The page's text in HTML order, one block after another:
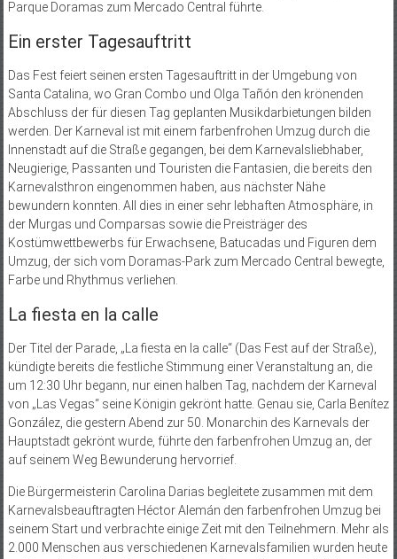
Parque Doramas zum Mercado Central führte.
Ein erster Tagesauftritt
Das Fest feiert seinen ersten Tagesauftritt in der Umgebung von
Santa Catalina, wo Gran Combo und Olga Tañón den krönenden
Abschluss der für diesen Tag geplanten Musikdarbietungen bilden
werden. Der Karneval ist mit einem farbenfrohen Umzug durch die
Innenstadt auf die Straße gegangen, bei dem Karnevalsliebhaber,
Neugierige, Passanten und Touristen die Fantasien, die bereits den
Karnevalsthron eingenommen haben, aus nächster Nähe
bewundern konnten. All dies in einer sehr lebhaften Atmosphäre, in
der Murgas und Comparsas sowie die Preisträger des
Kostümwettbewerbs für Erwachsene, Batucadas und Figuren dem
Umzug, der sich vom Doramas-Park zum Mercado Central bewegte,
Farbe und Rhythmus verliehen.
La fiesta en la calle
Der Titel der Parade, „La fiesta en la calle“ (Das Fest auf der Straße),
kündigte bereits die festliche Stimmung einer Veranstaltung an, die
um 12:30 Uhr begann, nur einen halben Tag, nachdem der Karneval
von „Las Vegas“ seine Königin gekrönt hatte. Genau sie, Carla Benítez
González, die gestern Abend zur 50. Monarchin des Karnevals der
Hauptstadt gekrönt wurde, führte den farbenfrohen Umzug an, der
auf seinem Weg Bewunderung hervorrief.
Die Bürgermeisterin Carolina Darias begleitete zusammen mit dem
Karnevalsbeauftragten Héctor Alemán den farbenfrohen Umzug bei
seinem Start und verbrachte einige Zeit mit den Teilnehmern. Mehr als
2.000 Menschen aus verschiedenen Karnevalsfamilien wurden heute